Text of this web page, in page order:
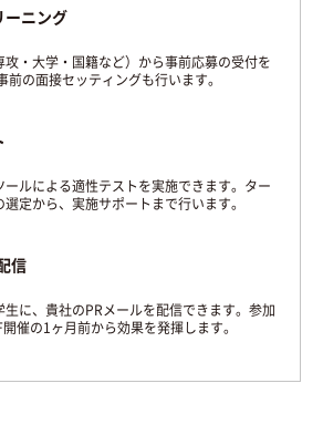
ーニング
攻・大学・国籍など）から事前応募の受付を
前の面接セッティングも行います。
ールによる適性テストを実施できます。ター
定から、実施サポートまで行います。
信
生に、貴社のPRメールを配信できます。参加
催の1ヶ月前から効果を発揮します。